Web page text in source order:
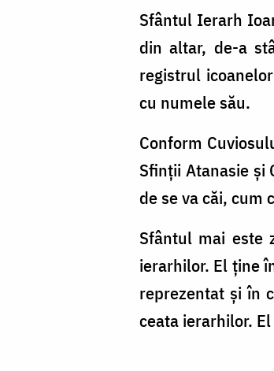
Sfântul Ierarh
din altar, de-a
registrul
cu numele său.
Conform
Sfinții Atanasie și
de se va căi, cum
Sfântul mai este
ierarhilor. El ține
reprezentat și în
ceata ierarhilor.